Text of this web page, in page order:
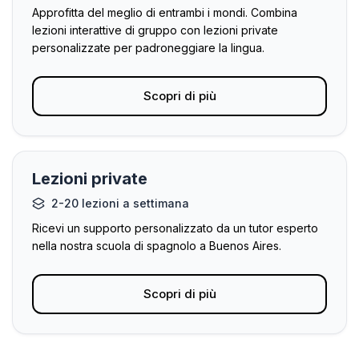
Approfitta del meglio di entrambi i mondi. Combina
lezioni interattive di gruppo con lezioni private
personalizzate per padroneggiare la lingua.
Scopri di più
Lezioni private
2-20 lezioni a settimana
Ricevi un supporto personalizzato da un tutor esperto
nella nostra scuola di spagnolo a Buenos Aires.
Scopri di più